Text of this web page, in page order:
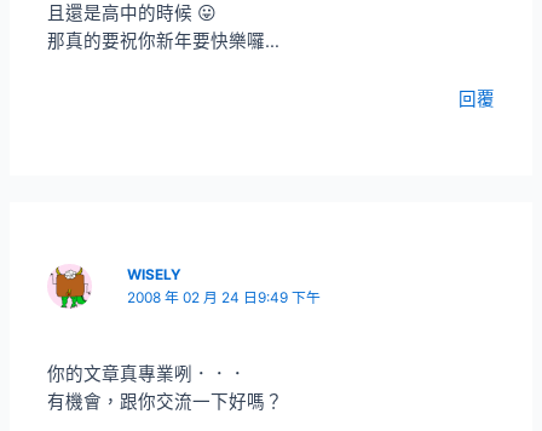
且還是高中的時候 😛
那真的要祝你新年要快樂囉…
回覆
WISELY
2008 年 02 月 24 日9:49 下午
你的文章真專業咧．．．
有機會，跟你交流一下好嗎？